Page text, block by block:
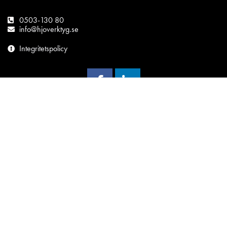
0503-130 80
info@hjoverktyg.se
Integritetspolicy